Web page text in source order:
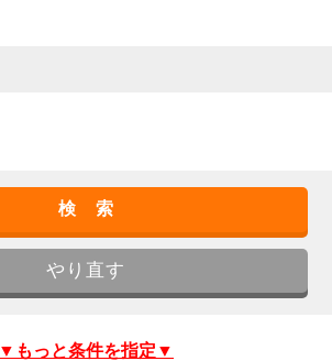
▼もっと条件を指定▼